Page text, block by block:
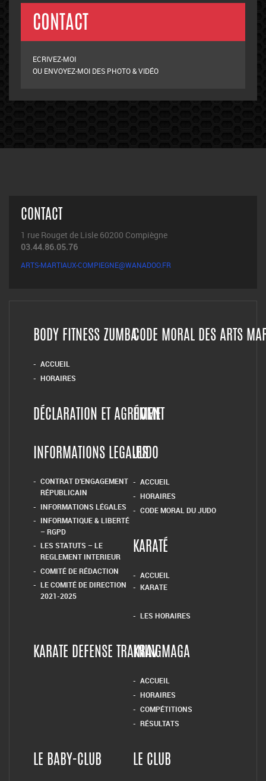
CONTACT
ECRIVEZ-MOI
OU ENVOYEZ-MOI DES PHOTO & VIDÉO
CONTACT
1 rue Rouget de Lisle 60200 Compiègne
03.44.86.05.76
ARTS-MARTIAUX-COMPIEGNE@WANADOO.FR
BODY FITNESS ZUMBA
ACCUEIL
HORAIRES
CODE MORAL DES ARTS
DÉCLARATION ET AGRÉMENT
HOME
INFORMATIONS LEGALES
CONTRAT D’ENGAGEMENT
RÉPUBLICAIN
INFORMATIONS LÉGALES
INFORMATIQUE & LIBERTÉ
– RGPD
LES STATUTS – LE
REGLEMENT INTERIEUR
COMITÉ DE RÉDACTION
LE COMITÉ DE DIRECTION
2021-2025
JUDO
ACCUEIL
HORAIRES
CODE MORAL DU JUDO
KARATÉ
ACCUEIL
KARATE
LES HORAIRES
KARATE DEFENSE TRAININGKRAV MAGA
ACCUEIL
HORAIRES
COMPÉTITIONS
RÉSULTATS
LE BABY-CLUB LE CLUB